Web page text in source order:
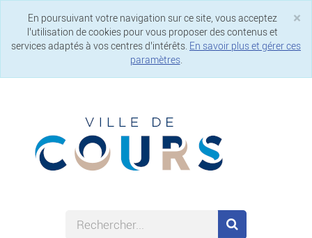
×
En poursuivant votre navigation sur ce site, vous acceptez
l’utilisation de cookies pour vous proposer des contenus et
services adaptés à vos centres d’intérêts. En savoir plus et gérer ces
paramètres.